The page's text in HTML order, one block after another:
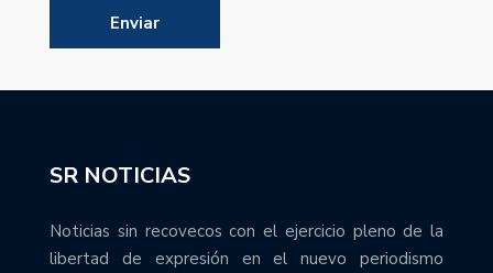
SR NOTICIAS
Noticias sin recovecos con el ejercicio pleno de la
libertad de expresión en el nuevo periodismo